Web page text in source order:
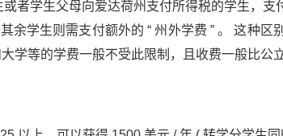
者学生父母向爱达荷州支付所得税的学生，
其余学生则需支付额外的 “ 州外学费 ” 。 这种
学等的学费一般不受此限制，且收费一般比公